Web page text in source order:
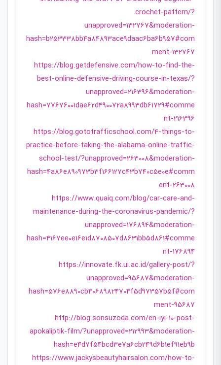
crochet-pattern/?
unapproved=132767&moderation-
hash=b253338bb4a84893ace9daac6ba6b957#com
ment-132767
https://blog.getdefensive.com/how-to-find-the-
best-online-defensive-driving-course-in-texas/?
unapproved=216396&moderation-
hash=77676001dae62d490072a8993db61729#comme
nt-216396
https://blog.gototrafficschool.com/4-things-to-
practice-before-taking-the-alabama-online-traffic-
school-test/?unapproved=263008&moderation-
hash=4a86e890973b3f166127c43b740c5e0e#comm
ent-263008
https://www.quaiq.com/blog/car-care-and-
maintenance-during-the-coronavirus-pandemic/?
unapproved=176894&moderation-
hash=4167ee0e16e1d8708507d8631bb5d861#comme
nt-176894
https://innovate.fk.ui.ac.id/gallery-post/?
unapproved=95687&moderation-
hash=576e8890cb40689824704f5d97357b5f#com
ment-95687
http://blog.sonsuzoda.com/en-iyi-10-post-
apokaliptik-film/?unapproved=212993&moderation-
hash=e4d7f54bcd3e7a6cb249d6b1ef91eb9b
https://www.jackysbeautyhairsalon.com/how-to-